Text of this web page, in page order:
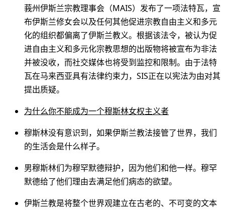
莪州伊斯兰宗教理事会（MAIS）发布了一项法特瓦，宣
布伊斯兰修女会以及任何其他促进宗教自由主义和多元
化的组织都偏离了伊斯兰教义。根据该法令，被认为促
进自由主义和多元化宗教思想的出版物将被宣布为非法
并被没收，而社交媒体也将受到监控和限制。由于法特
瓦在马来西亚具有法律约束力，SIS正在以宪法为由对其
提出质疑。
为什么你不能成为一个穆斯林女权主义者
穆斯林没有意识到，如果伊斯兰教法接管了世界，我们
的生活会是什么样子。
男穆斯林们为穆罕默德辩护，因为他们和他一样。穆罕
默德给了他们理由去满足他们病态的欲望。
伊斯兰教是将整个世界观建立在古老的、不可变的文本